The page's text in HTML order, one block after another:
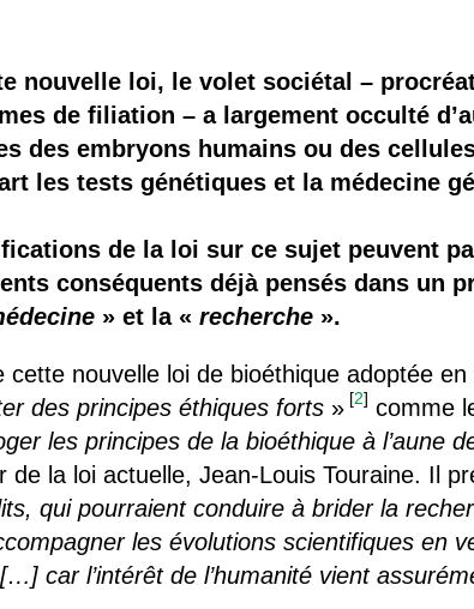
nouvelle loi, le volet sociétal –
de filiation – a largement occulté
des embryons humains ou des
les tests génétiques et la médecine
de la loi sur ce sujet peuvent
conséquents déjà pensés dans un
» et la «recherche ».
cette nouvelle loi de bioéthique adoptée
des principes éthiques forts » [2] comme
les principes de la bioéthique à l’aune
de la loi actuelle, Jean-Louis Touraine. Il
qui pourraient conduire à brider la
les évolutions scientifiques en
car l’intérêt de l’humanité vient